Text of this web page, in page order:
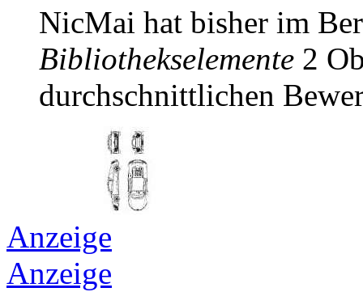
NicMai hat bisher im
Bibliothekselemente 2
durchschnittlichen
Anzeige
Anzeige